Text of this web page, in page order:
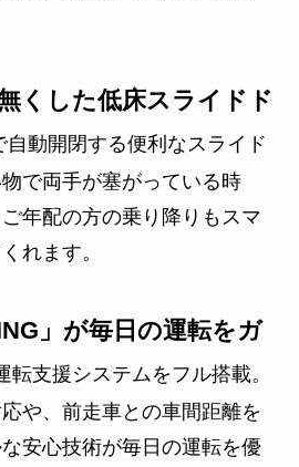
くした低床スライドド
自動開閉する便利なスライド
で両手が塞がっている時
年配の方の乗り降りもスマ
れます。
」が毎日の運転をガ
転支援システムをフル搭載。
や、前走車との車間距離を
安心技術が毎日の運転を優